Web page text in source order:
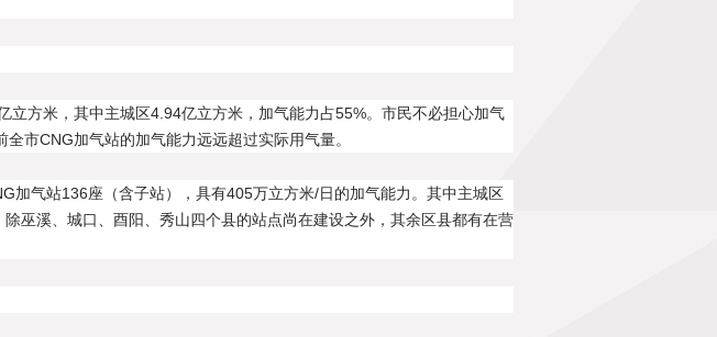
立方米，其中主城区4.94亿立方米，加气能力占55%。市民不必担心加气
市CNG加气站的加气能力远远超过实际用气量。
加气站136座（含子站），具有405万立方米/日的加气能力。其中主城区
巫溪、城口、酉阳、秀山四个县的站点尚在建设之外，其余区县都有在营